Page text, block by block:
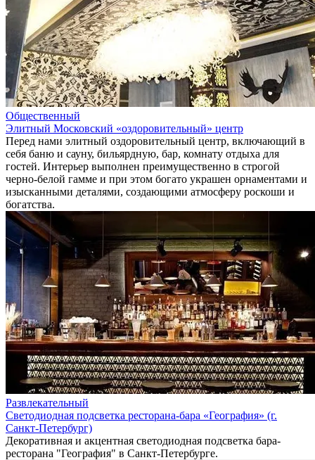
Общественный
Элитный Московский «оздоровительный» центр
Перед нами элитный оздоровительный центр, включающий в
себя баню и сауну, бильярдную, бар, комнату отдыха для
гостей. Интерьер выполнен преимущественно в строгой
черно-белой гамме и при этом богато украшен орнаментами и
изысканными деталями, создающими атмосферу роскоши и
богатства.
Развлекательный
Светодиодная подсветка ресторана-бара «География» (г.
Санкт-Петербург)
Декоративная и акцентная светодиодная подсветка бара-
ресторана "География" в Санкт-Петербурге.